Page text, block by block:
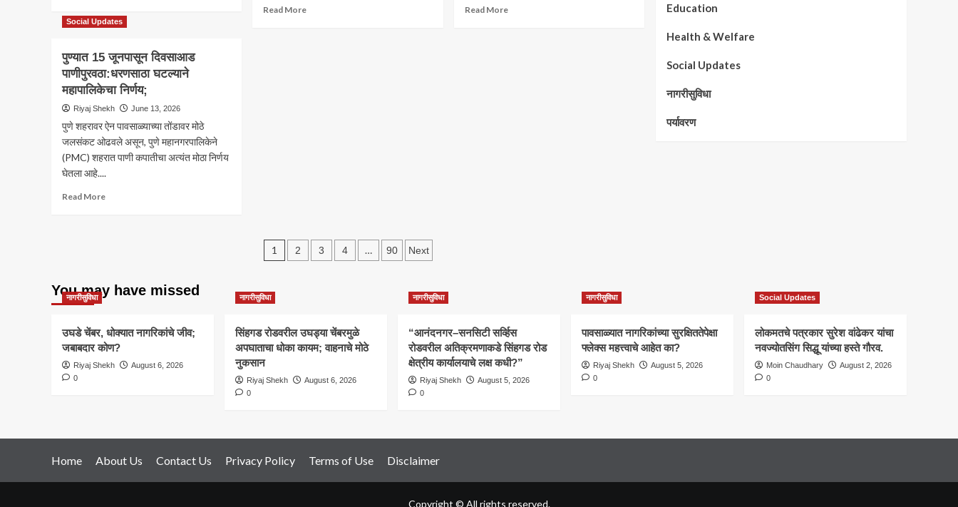
about
‘दारू’चे
धडे?
वाघोलीत
नागरिकांचा
संताप;
प्रशासनाला
आंदोलनाचा
Read MoreRead
Read MoreRead
Social Updates
पुण्यात 15 जूनपासून दिवसाआड
पाणीपुरवठा:धरणसाठा घटल्याने
महापालिकेचा निर्णय;
Riyaj Shekh June 13, 2026
पुणे शहरावर ऐन पावसाळ्याच्या तोंडावर मोठे
जलसंकट ओढवले असून, पुणे महानगरपालिकेने
(PMC) शहरात पाणी कपातीचा अत्यंत मोठा निर्णय
घेतला आहे....
Read MoreRead
पाणीपुरवठा:धरणसाठा
निर्णय;
Posts
1 2 3 4 … 90 Next
Education
Health & Welfare
Social Updates
नागरीसुविधा
पर्यावरण
You may have missed
नागरीसुविधा
उघडे चेंबर, धोक्यात नागरिकांचे जीव;
जबाबदार कोण?
Riyaj Shekh
August 6, 2026
0
नागरीसुविधा
सिंहगड रोडवरील उघड्या चेंबरमुळे
अपघाताचा धोका कायम; वाहनाचे मोठे
नुकसान
Riyaj Shekh
August 6, 2026
0
नागरीसुविधा
“आनंदनगर–सनसिटी सर्व्हिस
रोडवरील अतिक्रमणाकडे सिंहगड रोड
क्षेत्रीय कार्यालयाचे लक्ष कधी?”
Riyaj Shekh
August 5, 2026
0
नागरीसुविधा
पावसाळ्यात नागरिकांच्या सुरक्षिततेपेक्षा
फ्लेक्स महत्त्वाचे आहेत का?
Riyaj Shekh
August 5, 2026
0
Social Updates
लोकमतचे पत्रकार सुरेश वांढेकर यांचा
नवज्योतसिंग सिद्धू यांच्या हस्ते गौरव.
Moin Chaudhary
August 2, 2026
0
Home About Us Contact Us Privacy Policy Terms of Use Disclaimer